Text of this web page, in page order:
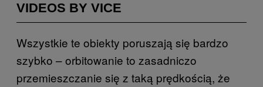
VIDEOS BY VICE
Wszystkie te obiekty poruszają się bardzo
szybko – orbitowanie to zasadniczo
przemieszczanie się z taką prędkością, że